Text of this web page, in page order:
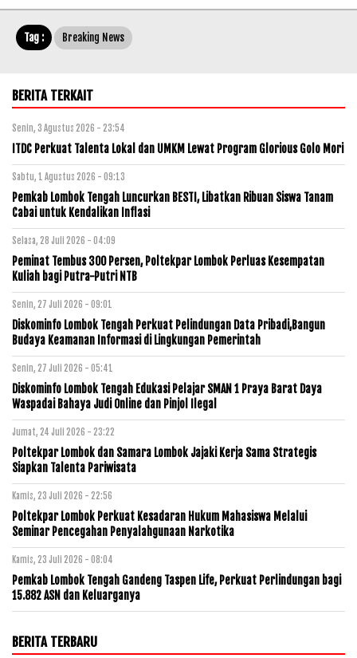
Tag : Breaking News
BERITA TERKAIT
Senin, 3 Agustus 2026 - 23:54
ITDC Perkuat Talenta Lokal dan UMKM Lewat Program Glorious Golo Mori
Sabtu, 1 Agustus 2026 - 09:13
Pemkab Lombok Tengah Luncurkan BESTI, Libatkan Ribuan Siswa Tanam
Cabai untuk Kendalikan Inflasi
Selasa, 28 Juli 2026 - 04:09
Peminat Tembus 300 Persen, Poltekpar Lombok Perluas Kesempatan
Kuliah bagi Putra-Putri NTB
Senin, 27 Juli 2026 - 09:01
Diskominfo Lombok Tengah Perkuat Pelindungan Data Pribadi,Bangun
Budaya Keamanan Informasi di Lingkungan Pemerintah
Senin, 27 Juli 2026 - 05:41
Diskominfo Lombok Tengah Edukasi Pelajar SMAN 1 Praya Barat Daya
Waspadai Bahaya Judi Online dan Pinjol Ilegal
Jumat, 24 Juli 2026 - 23:22
Poltekpar Lombok dan Samara Lombok Jajaki Kerja Sama Strategis
Siapkan Talenta Pariwisata
Kamis, 23 Juli 2026 - 22:56
Poltekpar Lombok Perkuat Kesadaran Hukum Mahasiswa Melalui
Seminar Pencegahan Penyalahgunaan Narkotika
Kamis, 23 Juli 2026 - 08:04
Pemkab Lombok Tengah Gandeng Taspen Life, Perkuat Perlindungan bagi
15.882 ASN dan Keluarganya
BERITA TERBARU